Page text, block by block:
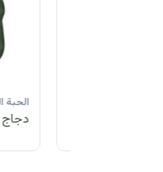
الحبة الكاملة
دجاج مبرد